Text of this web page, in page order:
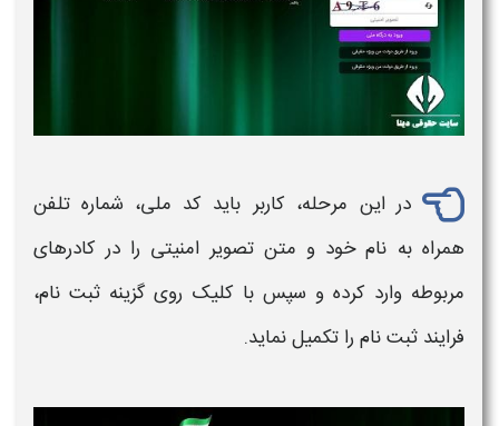
در این مرحله، کاربر باید کد ملی، شماره تلفن
همراه به نام خود و متن تصویر امنیتی را در کادرهای
مربوطه وارد کرده و سپس با کلیک روی گزینه ثبت نام،
فرایند ثبت نام را تکمیل نماید.